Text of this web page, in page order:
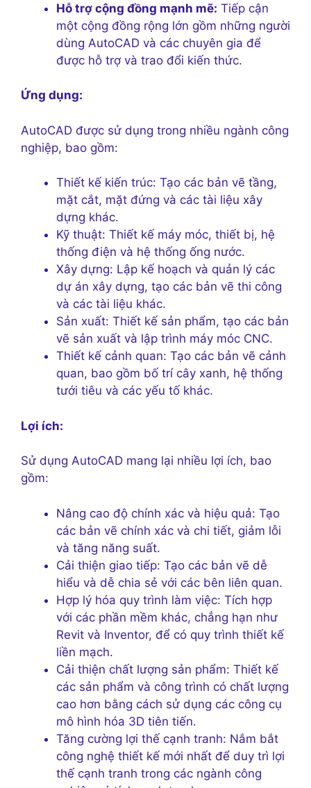
Hỗ trợ cộng đồng mạnh mẽ: Tiếp cận
một cộng đồng rộng lớn gồm những người
dùng AutoCAD và các chuyên gia để
được hỗ trợ và trao đổi kiến thức.
Ứng dụng:
AutoCAD được sử dụng trong nhiều ngành công
nghiệp, bao gồm:
Thiết kế kiến trúc: Tạo các bản vẽ tầng,
mặt cắt, mặt đứng và các tài liệu xây
dựng khác.
Kỹ thuật: Thiết kế máy móc, thiết bị, hệ
thống điện và hệ thống ống nước.
Xây dựng: Lập kế hoạch và quản lý các
dự án xây dựng, tạo các bản vẽ thi công
và các tài liệu khác.
Sản xuất: Thiết kế sản phẩm, tạo các bản
vẽ sản xuất và lập trình máy móc CNC.
Thiết kế cảnh quan: Tạo các bản vẽ cảnh
quan, bao gồm bố trí cây xanh, hệ thống
tưới tiêu và các yếu tố khác.
Lợi ích:
Sử dụng AutoCAD mang lại nhiều lợi ích, bao
gồm:
Nâng cao độ chính xác và hiệu quả: Tạo
các bản vẽ chính xác và chi tiết, giảm lỗi
và tăng năng suất.
Cải thiện giao tiếp: Tạo các bản vẽ dễ
hiểu và dễ chia sẻ với các bên liên quan.
Hợp lý hóa quy trình làm việc: Tích hợp
với các phần mềm khác, chẳng hạn như
Revit và Inventor, để có quy trình thiết kế
liền mạch.
Cải thiện chất lượng sản phẩm: Thiết kế
các sản phẩm và công trình có chất lượng
cao hơn bằng cách sử dụng các công cụ
mô hình hóa 3D tiên tiến.
Tăng cường lợi thế cạnh tranh: Nắm bắt
công nghệ thiết kế mới nhất để duy trì lợi
thế cạnh tranh trong các ngành công